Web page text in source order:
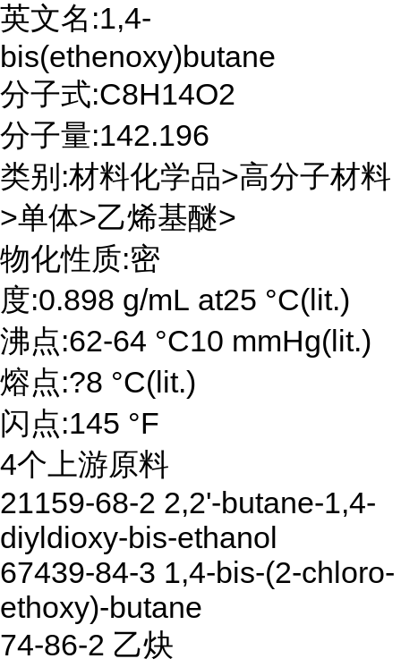
英文名:1,4-
bis(ethenoxy)butane
分子式:C8H14O2
分子量:142.196
类别:材料化学品>高分子材料
>单体>乙烯基醚>
物化性质:密
度:0.898 g/mL at25 °C(lit.)
沸点:62-64 °C10 mmHg(lit.)
熔点:?8 °C(lit.)
闪点:145 °F
4个上游原料
21159-68-2 2,2'-butane-1,4-
diyldioxy-bis-ethanol
67439-84-3 1,4-bis-(2-chloro-
ethoxy)-butane
74-86-2 乙炔